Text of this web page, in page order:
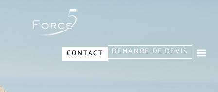
DEMANDE DE DEVIS
CONTACT